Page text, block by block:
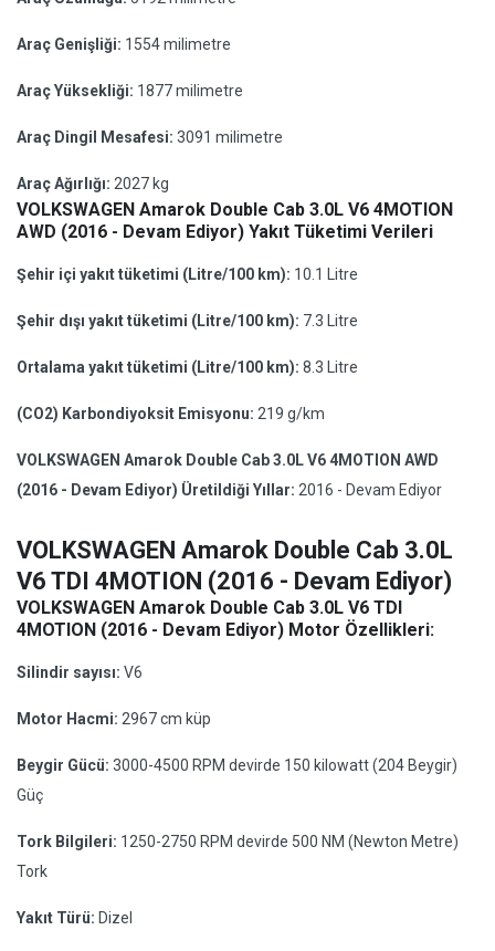
Araç Genişliği: 1554 milimetre
Araç Yüksekliği: 1877 milimetre
Araç Dingil Mesafesi: 3091 milimetre
Araç Ağırlığı: 2027 kg
VOLKSWAGEN Amarok Double Cab 3.0L V6 4MOTION
AWD (2016 - Devam Ediyor) Yakıt Tüketimi Verileri
Şehir içi yakıt tüketimi (Litre/100 km): 10.1 Litre
Şehir dışı yakıt tüketimi (Litre/100 km): 7.3 Litre
Ortalama yakıt tüketimi (Litre/100 km): 8.3 Litre
(CO2) Karbondiyoksit Emisyonu: 219 g/km
VOLKSWAGEN Amarok Double Cab 3.0L V6 4MOTION AWD
(2016 - Devam Ediyor) Üretildiği Yıllar: 2016 - Devam Ediyor
VOLKSWAGEN Amarok Double Cab 3.0L
V6 TDI 4MOTION (2016 - Devam Ediyor)
VOLKSWAGEN Amarok Double Cab 3.0L V6 TDI
4MOTION (2016 - Devam Ediyor) Motor Özellikleri:
Silindir sayısı: V6
Motor Hacmi: 2967 cm küp
Beygir Gücü: 3000-4500 RPM devirde 150 kilowatt (204 Beygir)
Güç
Tork Bilgileri: 1250-2750 RPM devirde 500 NM (Newton Metre)
Tork
Yakıt Türü: Dizel